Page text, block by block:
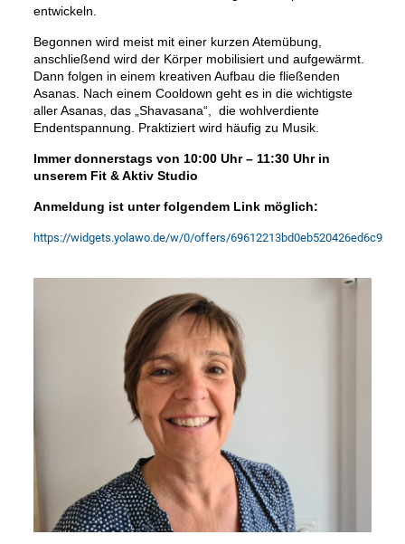
entwickeln.
Begonnen wird meist mit einer kurzen Atemübung,
anschließend wird der Körper mobilisiert und aufgewärmt.
Dann folgen in einem kreativen Aufbau die fließenden
Asanas. Nach einem Cooldown geht es in die wichtigste
aller Asanas, das „Shavasana“,
die wohlverdiente
Endentspannung. Praktiziert wird häufig zu Musik.
Immer donnerstags von 10:00 Uhr – 11:30 Uhr in
unserem Fit & Aktiv Studio
Anmeldung ist unter folgendem Link möglich:
https://widgets.yolawo.de/w/0/offers/69612213bd0eb520426ed6c9